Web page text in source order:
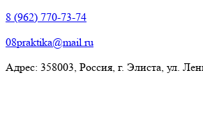
8 (962) 770-73-74
08praktika@mail.ru
Адрес:​ 358003, Россия, г. Элиста, ул.